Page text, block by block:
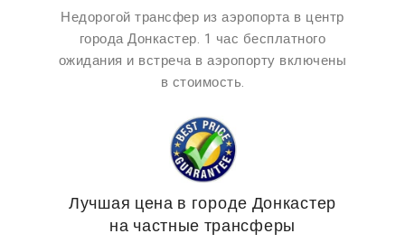
Недорогой трансфер из аэропорта в центр
города Донкастер. 1 час бесплатного
ожидания и встреча в аэропорту включены
в стоимость.
Лучшая цена в городе Донкастер
на частные трансферы